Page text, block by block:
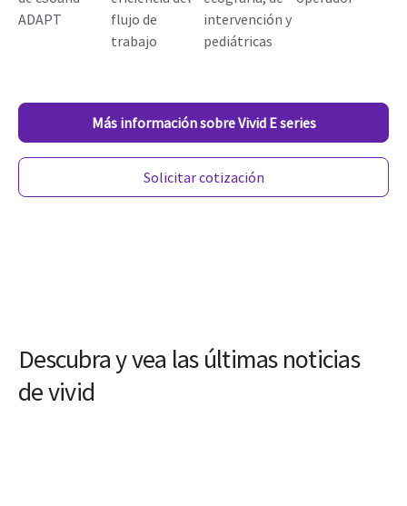
ADAPT
flujo de
trabajo
intervención y
pediátricas
Más información sobre Vivid E series
Solicitar cotización
Descubra y vea las últimas noticias
de vivid